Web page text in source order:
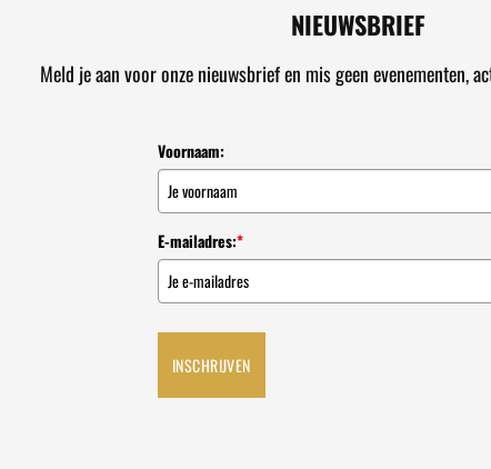
NIEUWSBRIEF
Meld je aan voor onze nieuwsbrief en mis geen evenementen,
Voornaam:
E-mailadres:*
INSCHRIJVEN